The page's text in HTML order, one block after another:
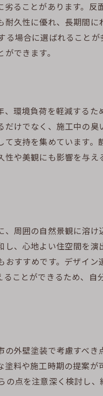
色選び
タイミング
性
方法
装の選び方
の工夫
素材選び
見つける
め
イン選び
素材とは
の工夫
法
の科学
える影響
ることがあります。
久性に優れ、長期間
場合に選ばれること
できます。
環境負荷を軽減するた
けでなく、施工中の
支持を集めています
や美観にも影響を与
周囲の自然景観に溶け
、心地よい住空間を
すすめです。デザイ
ことができるため、
外壁塗装で考慮すべ
料や施工時期の提案が
点を注意深く検討し